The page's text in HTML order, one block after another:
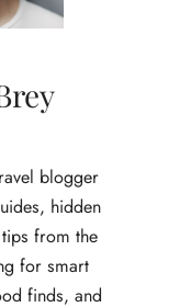
blogger
hidden
from the
for smart
finds, and